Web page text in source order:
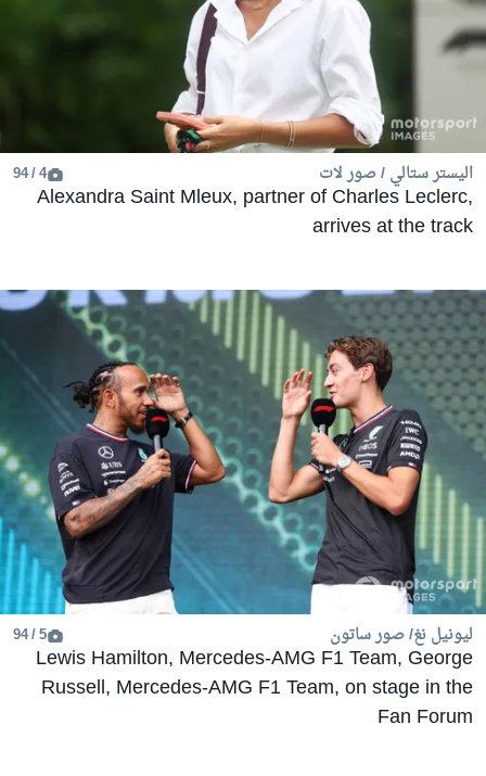
اليستر ستالي / صور لات 4 / 94
Alexandra Saint Mleux, partner of Charles Leclerc,
arrives at the track
ليونيل نغ/ صور ساتون 5 / 94
Lewis Hamilton, Mercedes-AMG F1 Team, George
Russell, Mercedes-AMG F1 Team, on stage in the
Fan Forum